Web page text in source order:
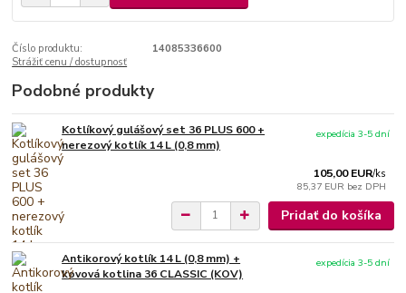
Číslo produktu:
14085336600
Strážiť cenu / dostupnosť
Podobné produkty
Kotlíkový gulášový set 36 PLUS 600 +
nerezový kotlík 14 L (0,8 mm)
105,00 EUR/ks
85,37 EUR bez DPH
expedícia 3-5 dní
Pridať do košíka
Antikorový kotlík 14 L (0,8 mm) +
kovová kotlina 36 CLASSIC (KOV)
expedícia 3-5 dní